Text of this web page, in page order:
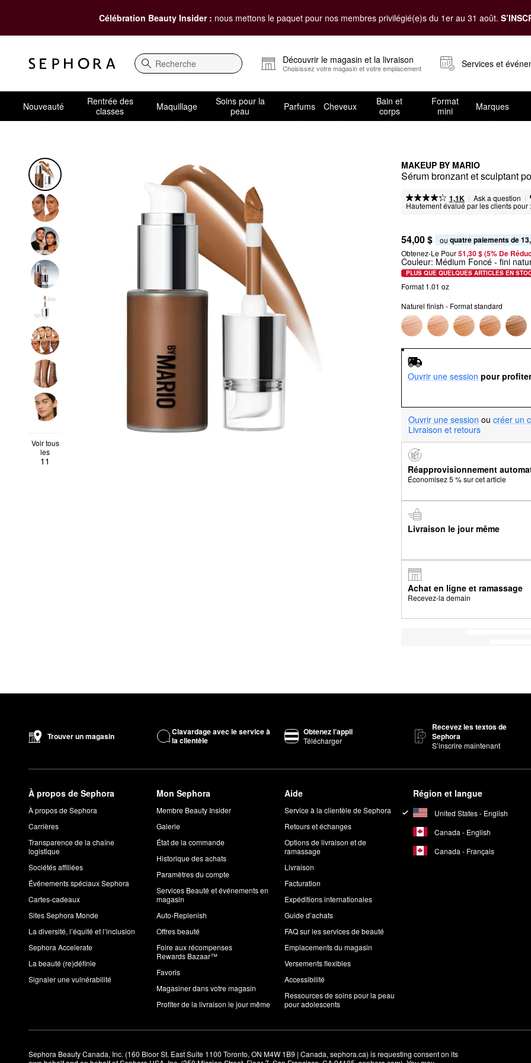
Célébration Beauty Insider : nous mettons le paquet pour nos membres privilégié(e)s du 1er au 31 août.
Recherche
Découvrir le magasin et la livraison
Choisissez votre magasin et votre emplacement Services et
Nouveauté
Rentrée des
classes
Maquillage
Soins pour la
peau
Parfums Cheveux
Bain et
corps
Format
mini
Marques
MAKEUP BY MARIO
Sérum bronzant et sculptant
1,1K | Ask a question |
Hautement évalué par les clients pour :
Voir tous
les
11
54,00 $ ou quatre paiements de
Obtenez-Le Pour51,30 $ (5% De
Couleur: Médium Foncé - fini
PLUS QUE QUELQUES ARTICLES EN
Format 1.01 oz
Naturel finish - Format standard
Ouvrir une session pour
Ouvrir une session ou créer un
Livraison et retours
Réapprovisionnement
Économisez 5 % sur cet article
Livraison le jour même
Achat en ligne et ramassage
Recevez-la demain
Trouver un magasin
Clavardage avec le service à
la clientèle
Obtenez l’appli
Télécharger
Recevez les textos de
Sephora
S’inscrire maintenant
À propos de Sephora
À propos de Sephora
Carrières
Transparence de la chaîne
logistique
Sociétés affiliées
Événements spéciaux Sephora
Cartes-cadeaux
Sites Sephora Monde
La diversité, l’équité et l’inclusion
Sephora Accelerate
La beauté (re)définie
Signaler une vulnérabilité
Mon Sephora
Membre Beauty Insider
Galerie
État de la commande
Historique des achats
Paramètres du compte
Services Beauté et événements en
magasin
Auto-Replenish
Offres beauté
Foire aux récompenses
Rewards Bazaar™
Favoris
Magasiner dans votre magasin
Profiter de la livraison le jour même
Aide
Service à la clientèle de Sephora
Retours et échanges
Options de livraison et de
ramassage
Livraison
Facturation
Expéditions internationales
Guide d’achats
FAQ sur les services de beauté
Emplacements du magasin
Versements flexibles
Accessibilité
Ressources de soins pour la peau
pour adolescents
Région et langue
United States - English
Canada - English
Canada - Français
Sephora Beauty Canada, Inc. (160 Bloor St. East Suite 1100 Toronto, ON M4W 1B9 | Canada, sephora.ca) is requesting consent on its